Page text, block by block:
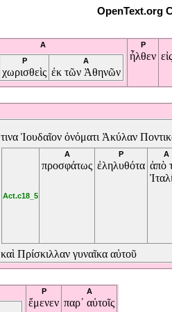
OpenText.org
A
P
χωρισθεὶς
A
ἐκ τῶν Ἀθηνῶν
P
ἦλθεν
τινα Ἰουδαῖον ὀνόματι Ἀκύλαν
Act.c18_5
A
προσφάτως
P
ἐληλυθότα
A
ἀπὸ
καὶ Πρίσκιλλαν γυναῖκα αὐτοῦ
P
ἔμενεν
A
παρ᾽ αὐτοῖς